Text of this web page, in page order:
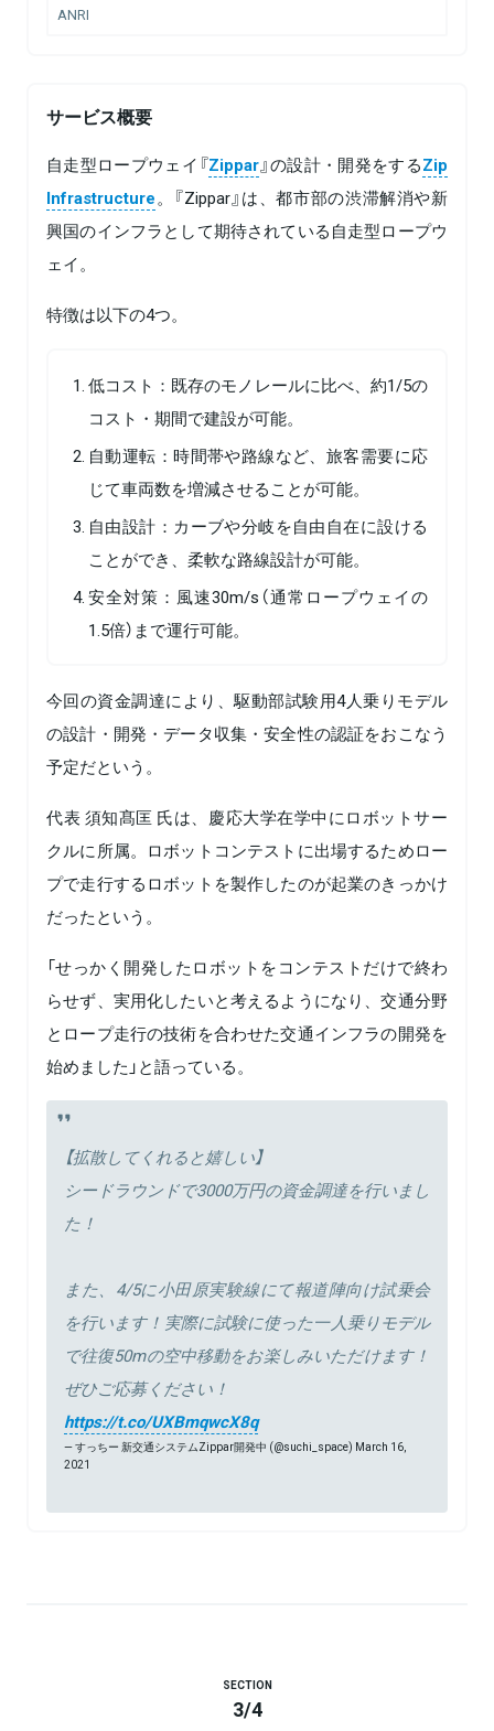
ANRI
サービス概要
⾃⾛型ロープウェイ『Zippar』の設計・開発をするZip
Infrastructure。『Zippar』は、都市部の渋滞解消や新
興国のインフラとして期待されている自走型ロープウ
ェイ。
特徴は以下の4つ。
低コスト：既存のモノレールに比べ、約1/5の
コスト・期間で建設が可能。
自動運転：時間帯や路線など、旅客需要に応
じて車両数を増減させることが可能。
自由設計：カーブや分岐を自由自在に設ける
ことができ、柔軟な路線設計が可能。
安全対策：風速30m/s（通常ロープウェイの
1.5倍）まで運行可能。
今回の資金調達により、駆動部試験用4人乗りモデル
の設計・開発・データ収集・安全性の認証をおこなう
予定だという。
代表 須知髙匡 氏は、慶応大学在学中にロボットサー
クルに所属。ロボットコンテストに出場するためロー
プで走行するロボットを製作したのが起業のきっかけ
だったという。
「せっかく開発したロボットをコンテストだけで終わ
らせず、実用化したいと考えるようになり、交通分野
とロープ走行の技術を合わせた交通インフラの開発を
始めました」と語っている。
【拡散してくれると嬉しい】
シードラウンドで3000万円の資金調達を行いまし
た！
また、4/5に小田原実験線にて報道陣向け試乗会
を行います！実際に試験に使った一人乗りモデル
で往復50mの空中移動をお楽しみいただけます！
ぜひご応募ください！
https://t.co/UXBmqwcX8q
— すっちー 新交通システムZippar開発中 (@suchi_space) March 16,
2021
SECTION
3/4